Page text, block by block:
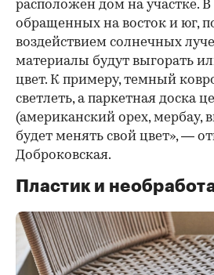
расположен дом на участке.
обращенных на восток и юг,
воздействием солнечных
материалы будут выгорать
цвет. К примеру, темный
светлеть, а паркетная доска
(американский орех, мербау,
будет менять свой цвет», —
Доброковская.
Пластик и